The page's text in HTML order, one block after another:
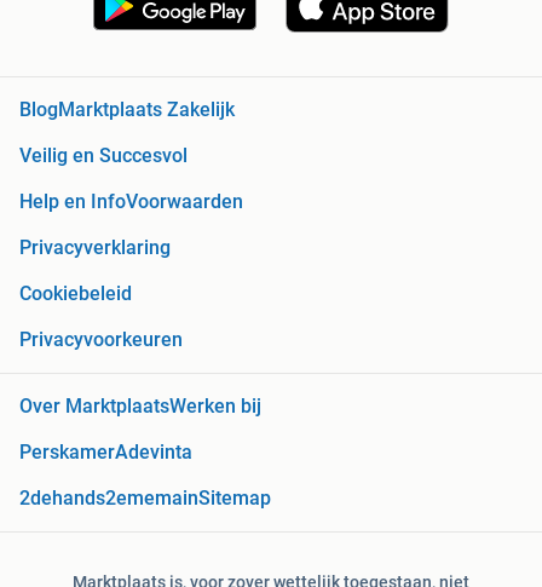
BlogMarktplaats Zakelijk
Veilig en Succesvol
Help en InfoVoorwaarden
Privacyverklaring
Cookiebeleid
Privacyvoorkeuren
Over MarktplaatsWerken bij
PerskamerAdevinta
2dehands2ememainSitemap
Marktplaats is, voor zover wettelijk toegestaan, niet